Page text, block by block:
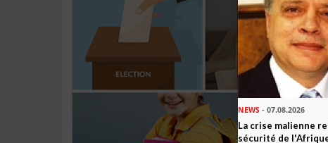
NEWS - 07.08.2026
La crise malienne
sécurité de